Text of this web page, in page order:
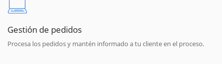
Gestión de pedidos
Procesa los pedidos y mantén informado a tu cliente en el proceso.